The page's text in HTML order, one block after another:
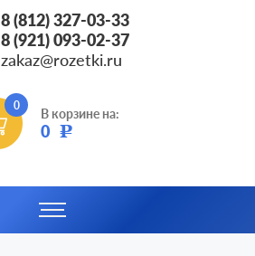
8 (812) 327-03-33
8 (921) 093-02-37
zakaz@rozetki.ru
0
В корзине на:
0 Р